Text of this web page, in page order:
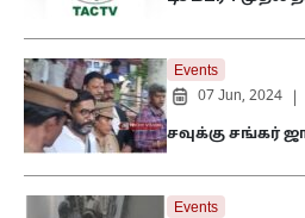
Events
07 Jun, 2024
சவுக்கு சங்கர்
Events